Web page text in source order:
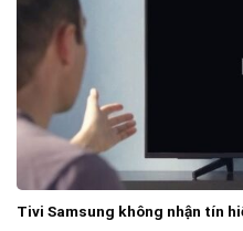
Tivi Samsung không nhận tín